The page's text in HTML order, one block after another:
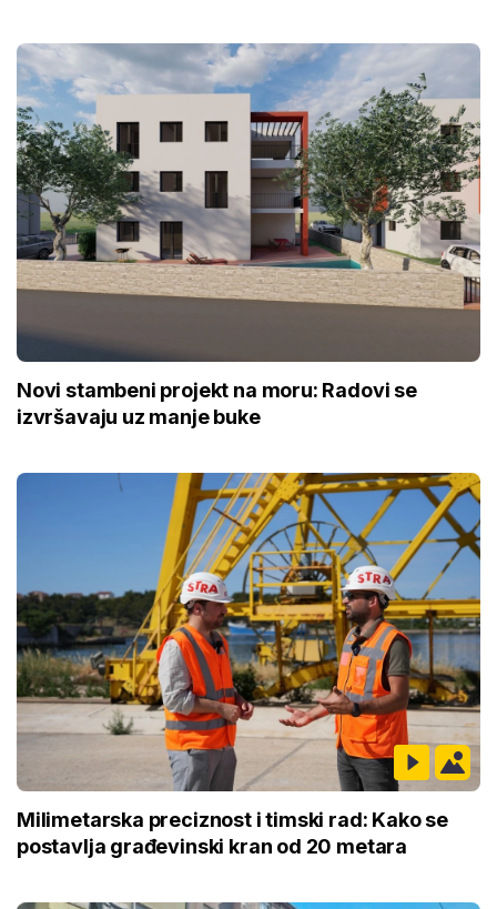
Novi stambeni projekt na moru: Radovi se
izvršavaju uz manje buke
Milimetarska preciznost i timski rad: Kako se
postavlja građevinski kran od 20 metara